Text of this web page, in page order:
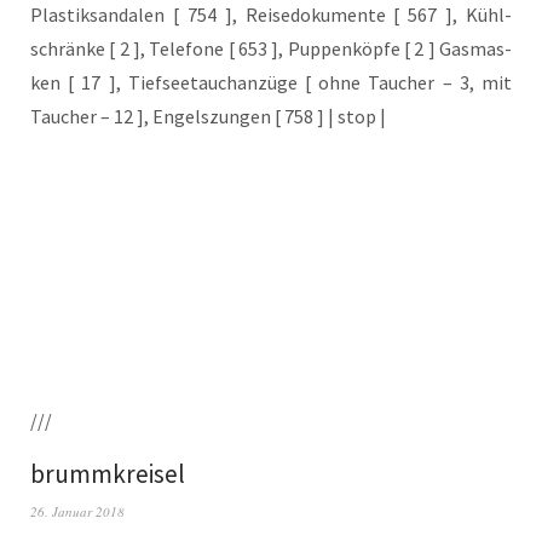
Plas­tik­san­da­len [ 754 ], Rei­se­do­ku­men­te [ 567 ], Kühl­
schrän­ke [ 2 ], Tele­fo­ne [ 653 ], Pup­pen­köp­fe [ 2 ] Gas­mas­
ken [ 17 ], Tief­see­tauch­an­zü­ge [ ohne Tau­cher – 3, mit
Tau­cher – 12 ], Engels­zun­gen [ 758 ] | stop |
///
brummkreisel
26. Januar 2018